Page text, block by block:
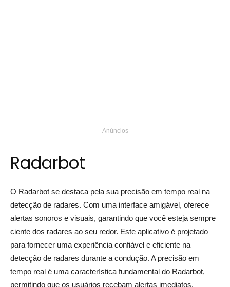
Anúncios
Radarbot
O Radarbot se destaca pela sua precisão em tempo real na
detecção de radares. Com uma interface amigável, oferece
alertas sonoros e visuais, garantindo que você esteja sempre
ciente dos radares ao seu redor. Este aplicativo é projetado
para fornecer uma experiência confiável e eficiente na
detecção de radares durante a condução. A precisão em
tempo real é uma característica fundamental do Radarbot,
permitindo que os usuários recebam alertas imediatos,